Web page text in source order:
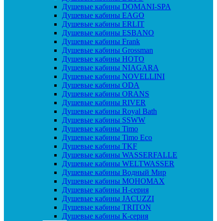
Душевые кабины DOMANI-SPA
Душевые кабины EAGO
Душевые кабины ERLIT
Душевые кабины ESBANO
Душевые кабины Frank
Душевые кабины Grossman
Душевые кабины HOTO
Душевые кабины NIAGARA
Душевые кабины NOVELLINI
Душевые кабины ODA
Душевые кабины ORANS
Душевые кабины RIVER
Душевые кабины Royal Bath
Душевые кабины SSWW
Душевые кабины Timo
Душевые кабины Timo Eco
Душевые кабины TKF
Душевые кабины WASSERFALLE
Душевые кабины WELTWASSER
Душевые кабины Водный Мир
Душевые кабины МОНОМАХ
Душевые кабины H-серия
Душевые кабины JACUZZI
Душевые кабины TRITON
Душевые кабины К-серия